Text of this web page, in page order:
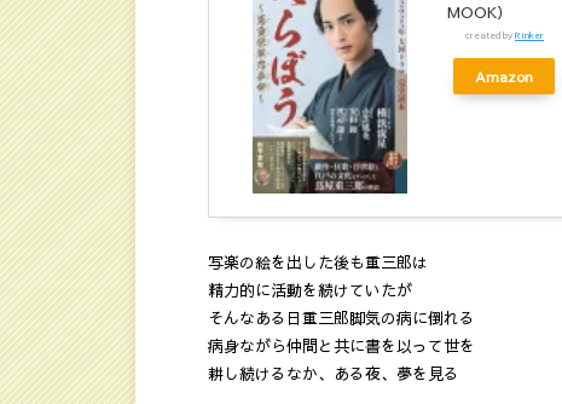
MOOK）
created byRinker
Amazon
写楽の絵を出した後も重三郎は
精力的に活動を続けていたが
そんなある日重三郎脚気の病に倒れる
病身ながら仲間と共に書を以って世を
耕し続けるなか、ある夜、夢を見る